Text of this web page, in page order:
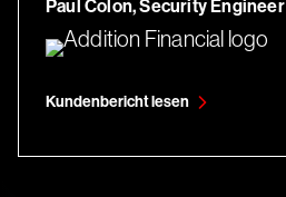
Paul Colon, Security Engineer
Kundenbericht lesen